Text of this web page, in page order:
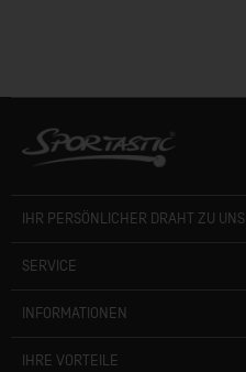
IHR PERSÖNLICHER DRAHT ZU UNS
SERVICE
INFORMATIONEN
IHRE VORTEILE